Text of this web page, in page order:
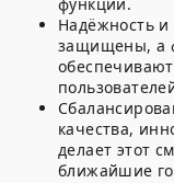
функции.
Надёжность
защищены, а
качества,
делает этот
ближайшие